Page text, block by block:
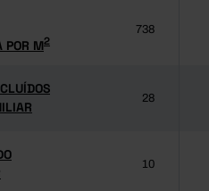
POR M2
POR M2
738
28
10